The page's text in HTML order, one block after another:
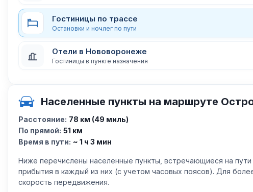
Гостиницы по трассе
Остановки и ночлег по пути
Отели в Нововоронеже
Гостиницы в пункте назначения
Населенные пункты на маршруте
Расстояние: 78 км (49 миль)
По прямой: 51 км
Время в пути: ~ 1 ч 3 мин
Ниже перечислены населенные пункты, встречающиеся на
прибытия в каждый из них (с учетом часовых поясов). Для
скорость передвижения.